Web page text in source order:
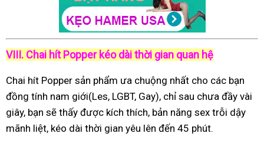
VIII. Chai hít Popper kéo dài thời gian quan hệ
Chai hít Popper sản phẩm ưa chuộng nhất cho các bạn
đồng tính nam giới(Les, LGBT, Gay), chỉ sau chưa đầy vài
giây, bạn sẽ thấy được kích thích, bản năng sex trỗi dậy
mãnh liệt, kéo dài thời gian yêu lên đến 45 phút.